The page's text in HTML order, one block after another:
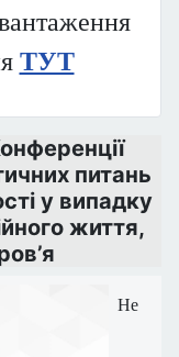
ТУТ
питань
у випадку
життя,
Не